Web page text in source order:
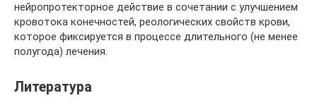
нейропротекторное действие в сочетании с улучшением
кровотока конечностей, реологических свойств крови,
которое фиксируется в процессе длительного (не менее
полугода) лечения.
Литература